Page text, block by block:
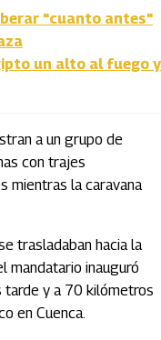
"cuanto antes"
un alto al fuego y
a un grupo de
con trajes
mientras la caravana
trasladaban hacia la
mandatario inauguró
tarde y a 70 kilómetros
en Cuenca.